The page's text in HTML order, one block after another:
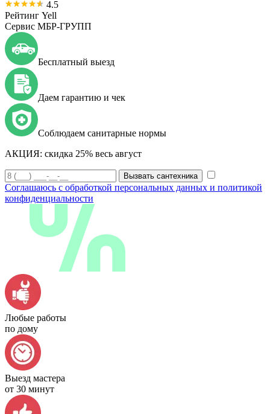
4.5
Рейтинг Yell
Сервис МБР-ГРУПП
Бесплатный выезд
Даем гарантию и чек
Соблюдаем санитарные нормы
АКЦИЯ: скидка 25% весь август
Вызвать сантехника
Соглашаюсь с обработкой персональных данных и политикой
конфиденциальности
Любые работы
по дому
Выезд мастера
от 30 минут